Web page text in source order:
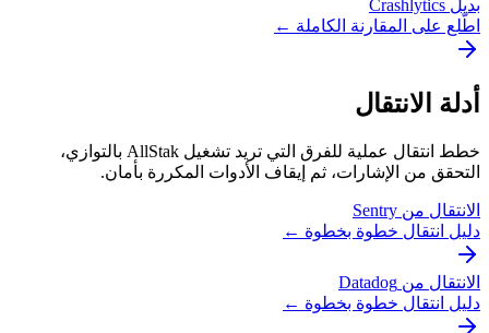
بديل Crashlytics
اطّلع على المقارنة الكاملة ←
أدلة الانتقال
خطط انتقال عملية للفرق التي تريد تشغيل AllStak بالتوازي،
التحقق من الإشارات، ثم إيقاف الأدوات المكررة بأمان.
الانتقال من Sentry
دليل انتقال خطوة بخطوة ←
الانتقال من Datadog
دليل انتقال خطوة بخطوة ←